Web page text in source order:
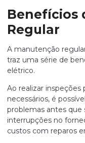
Benefícios
Regular
A manutenção
traz uma série de
elétrico.
Ao realizar inspeções
necessários, é
problemas antes que
interrupções no
custos com reparos